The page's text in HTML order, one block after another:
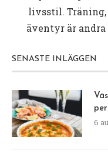
livsstil. Träning,
äventyr är andra
SENASTE INLÄGGEN
6